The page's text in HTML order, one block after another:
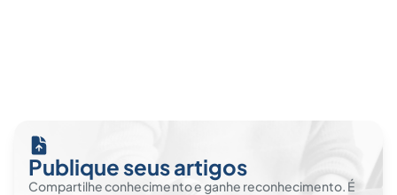
Publique seus artigos
Compartilhe conhecimento e ganhe reconhecimento. É